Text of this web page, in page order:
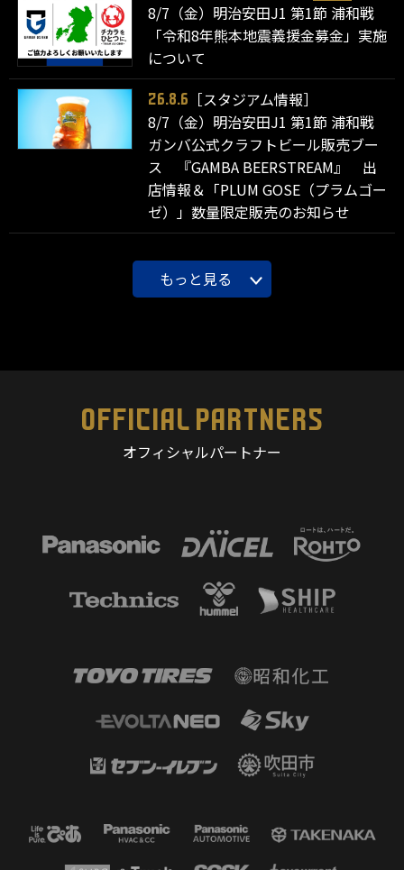
8/7（金）明治安田J1 第1節 浦和戦
「令和8年熊本地震義援金募金」実施
について
26.8.6
［スタジアム情報］
8/7（金）明治安田J1 第1節 浦和戦
ガンバ公式クラフトビール販売ブー
ス 『GAMBA BEERSTREAM』 出
店情報＆「PLUM GOSE（プラムゴー
ゼ）」数量限定販売のお知らせ
もっと見る
OFFICIAL PARTNERS
オフィシャルパートナー